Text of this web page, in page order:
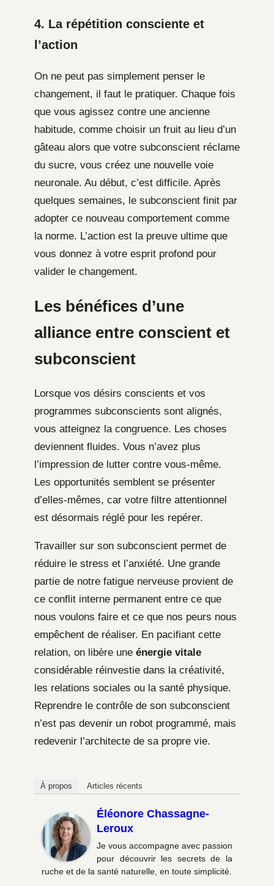
4. La répétition consciente et
l’action
On ne peut pas simplement penser le
changement, il faut le pratiquer. Chaque fois
que vous agissez contre une ancienne
habitude, comme choisir un fruit au lieu d’un
gâteau alors que votre subconscient réclame
du sucre, vous créez une nouvelle voie
neuronale. Au début, c’est difficile. Après
quelques semaines, le subconscient finit par
adopter ce nouveau comportement comme
la norme. L’action est la preuve ultime que
vous donnez à votre esprit profond pour
valider le changement.
Les bénéfices d’une
alliance entre conscient et
subconscient
Lorsque vos désirs conscients et vos
programmes subconscients sont alignés,
vous atteignez la congruence. Les choses
deviennent fluides. Vous n’avez plus
l’impression de lutter contre vous-même.
Les opportunités semblent se présenter
d’elles-mêmes, car votre filtre attentionnel
est désormais réglé pour les repérer.
Travailler sur son subconscient permet de
réduire le stress et l’anxiété. Une grande
partie de notre fatigue nerveuse provient de
ce conflit interne permanent entre ce que
nous voulons faire et ce que nos peurs nous
empêchent de réaliser. En pacifiant cette
relation, on libère une énergie vitale
considérable réinvestie dans la créativité,
les relations sociales ou la santé physique.
Reprendre le contrôle de son subconscient
n’est pas devenir un robot programmé, mais
redevenir l’architecte de sa propre vie.
À propos Articles récents
Éléonore Chassagne-
Leroux
Je vous accompagne avec passion
pour découvrir les secrets de la
ruche et de la santé naturelle, en toute simplicité.